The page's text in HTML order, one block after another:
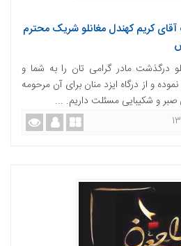
کریم کهندل مغانلو شریک محترم
درگذشت مادر گرامی تان را به شما و
و از درگاه ایزد منان برای آن مرحومه
صبر و شکیبایی مسئلت داریم. ...